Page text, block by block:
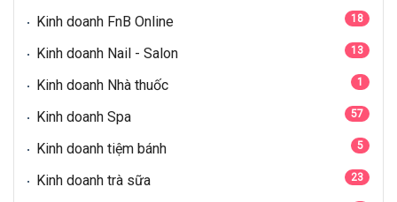
Kinh doanh FnB Online 18
Kinh doanh Nail - Salon 13
Kinh doanh Nhà thuốc 1
Kinh doanh Spa 57
Kinh doanh tiệm bánh 5
Kinh doanh trà sữa 23